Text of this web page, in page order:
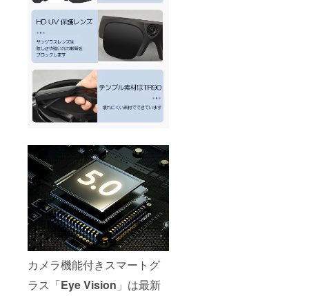
カメラ機能付きスマートグ
ラス「Eye Vision 」は最新